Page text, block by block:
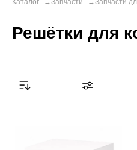
Решётки для